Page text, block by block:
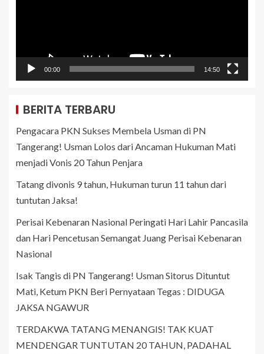
00:00 14:50
BERITA TERBARU
Pengacara PKN Sukses Membela Usman di PN
Tangerang! Usman Lolos dari Ancaman Hukuman Mati
menjadi Vonis 20 Tahun Penjara
Tatang divonis 9 tahun, Hukuman turun 11 tahun dari
tuntutan Jaksa!
Perisai Kebenaran Nasional Peringati Hari Lahir Pancasila
dan Hari Pencetusan Semangat Juang Perisai Kebenaran
Nasional
Isak Tangis di PN Tangerang! Usman Sitorus Dituntut
Mati, Ketum PKN Beri Pernyataan Tegas : DIDUGA
JAKSA NGAWUR
TERDAKWA TATANG MENANGIS! TAK KUAT
MENDENGAR TUNTUTAN 20 TAHUN, PADAHAL